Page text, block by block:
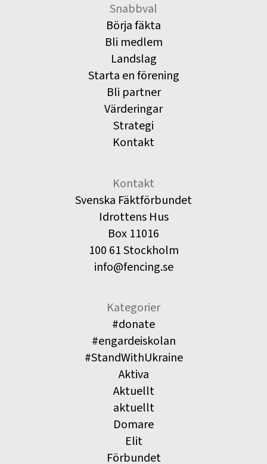
Snabbval
Börja fäkta
Bli medlem
Landslag
Starta en förening
Bli partner
Värderingar
Strategi
Kontakt
Kontakt
Svenska Fäktförbundet
Idrottens Hus
Box 11016
100 61 Stockholm
info@fencing.se
Kategorier
#donate
#engardeiskolan
#StandWithUkraine
Aktiva
Aktuellt
aktuellt
Domare
Elit
Förbundet